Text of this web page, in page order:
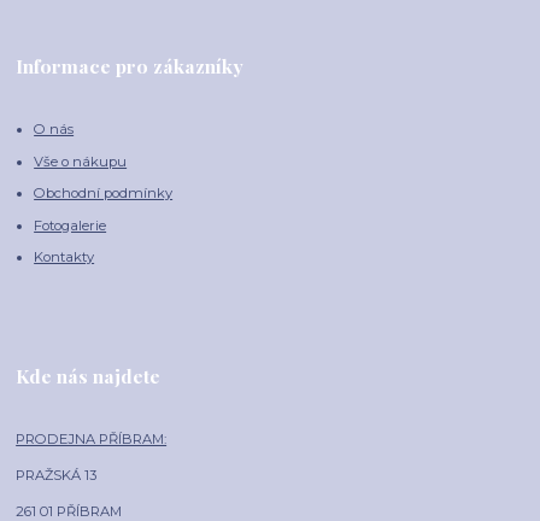
Informace pro zákazníky
O nás
Vše o nákupu
Obchodní podmínky
Fotogalerie
Kontakty
Kde nás najdete
PRODEJNA PŘÍBRAM:
PRAŽSKÁ 13
261 01 PŘÍBRAM